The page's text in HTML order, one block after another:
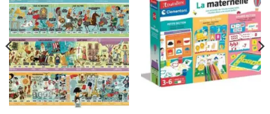
à la liste
de
souhaits
à la liste
de
souhaits